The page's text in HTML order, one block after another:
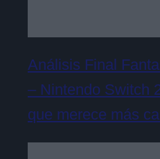
Análisis Final
– Nintendo Switch
que merece más